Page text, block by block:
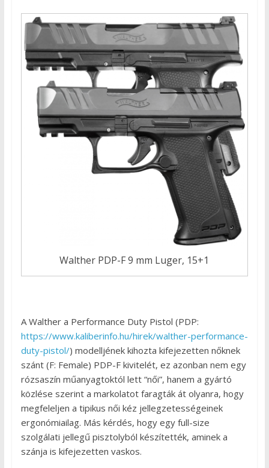
Walther PDP-F 9 mm Luger, 15+1
A Walther a Performance Duty Pistol (PDP:
https://www.kaliberinfo.hu/hirek/walther-performance-
duty-pistol/) modelljének kihozta kifejezetten nőknek
szánt (F: Female) PDP-F kivitelét, ez azonban nem egy
rózsaszín műanyagtoktól lett “női”, hanem a gyártó
közlése szerint a markolatot faragták át olyanra, hogy
megfeleljen a tipikus női kéz jellegzetességeinek
ergonómiailag. Más kérdés, hogy egy full-size
szolgálati jellegű pisztolyból készítették, aminek a
szánja is kifejezetten vaskos.